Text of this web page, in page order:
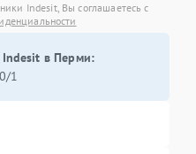
Indesit, Вы соглашаетесь с
Indesit в Перми:
1